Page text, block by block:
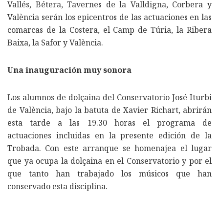
Vallés, Bétera, Tavernes de la Valldigna, Corbera y
València serán los epicentros de las actuaciones en las
comarcas de la Costera, el Camp de Túria, la Ribera
Baixa, la Safor y València.
Una inauguración muy sonora
Los alumnos de dolçaina del Conservatorio José Iturbi
de València, bajo la batuta de Xavier Richart, abrirán
esta tarde a las 19.30 horas el programa de
actuaciones incluidas en la presente edición de la
Trobada. Con este arranque se homenajea el lugar
que ya ocupa la dolçaina en el Conservatorio y por el
que tanto han trabajado los músicos que han
conservado esta disciplina.